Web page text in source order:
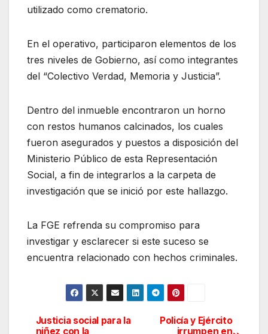
utilizado como crematorio.
En el operativo, participaron elementos de los
tres niveles de Gobierno, así como integrantes
del “Colectivo Verdad, Memoria y Justicia”.
Dentro del inmueble encontraron un horno
con restos humanos calcinados, los cuales
fueron asegurados y puestos a disposición del
Ministerio Público de esta Representación
Social, a fin de integrarlos a la carpeta de
investigación que se inició por este hallazgo.
La FGE refrenda su compromiso para
investigar y esclarecer si este suceso se
encuentra relacionado con hechos criminales.
Navegación
Policía y Ejército
irrumpen en
Justicia social para la
niñez con la